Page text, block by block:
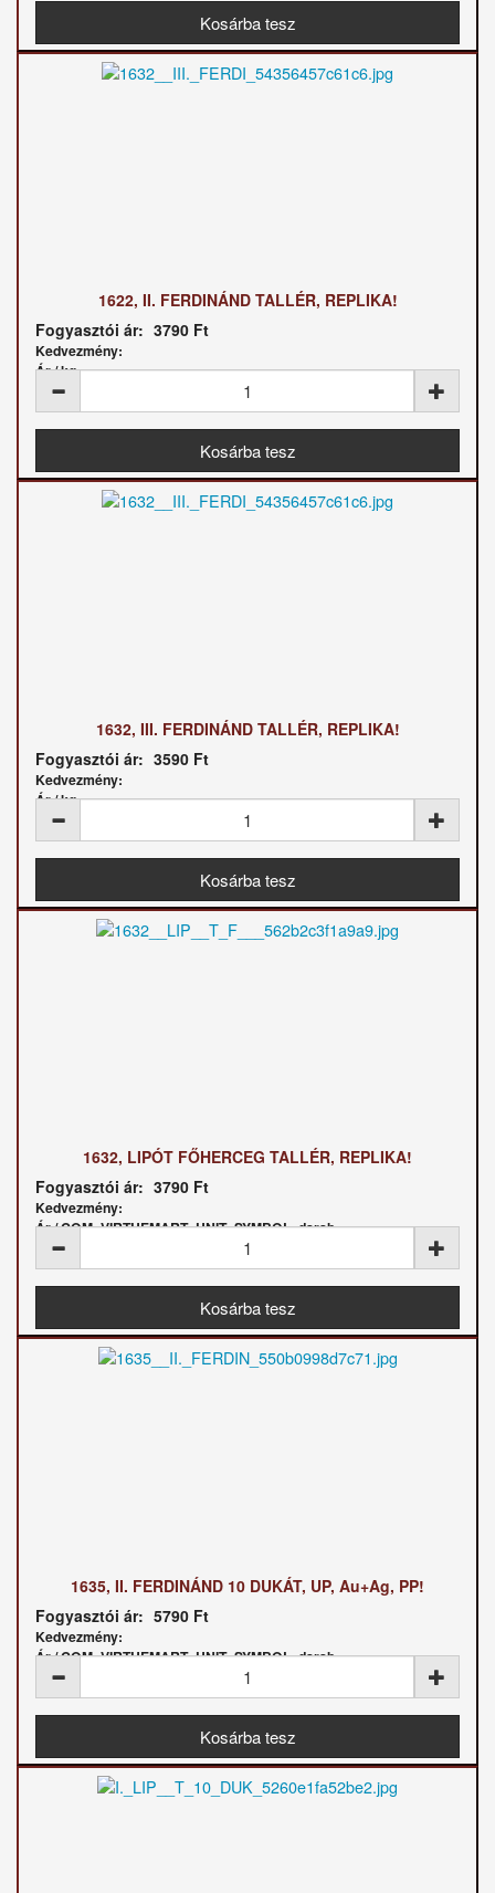
1622, II. FERDINÁND TALLÉR, REPLIKA!
Fogyasztói ár: 3790 Ft
Kedvezmény:
Ár / kg:
1632, III. FERDINÁND TALLÉR, REPLIKA!
Fogyasztói ár: 3590 Ft
Kedvezmény:
Ár / kg:
1632, LIPÓT FŐHERCEG TALLÉR, REPLIKA!
Fogyasztói ár: 3790 Ft
Kedvezmény:
Ár / COM_VIRTUEMART_UNIT_SYMBOL_darab:
1635, II. FERDINÁND 10 DUKÁT, UP, Au+Ag, PP!
Fogyasztói ár: 5790 Ft
Kedvezmény:
Ár / COM_VIRTUEMART_UNIT_SYMBOL_darab: